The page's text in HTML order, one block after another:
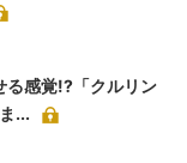
る感覚!?「クルリン
...